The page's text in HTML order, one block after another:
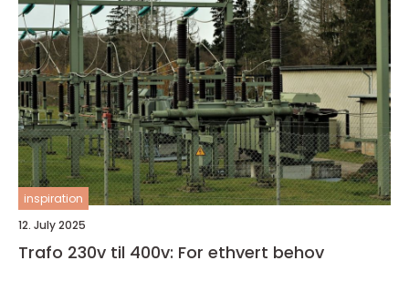
inspiration
12. July 2025
Trafo 230v til 400v: For ethvert behov